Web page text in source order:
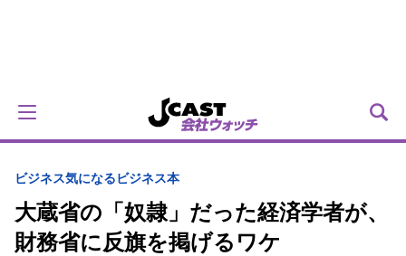
ビジネス気になるビジネス本
大蔵省の「奴隷」だった経済学者が、
財務省に反旗を掲げるワケ